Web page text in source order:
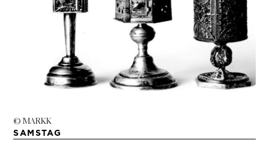
© MARKK
SAMSTAG